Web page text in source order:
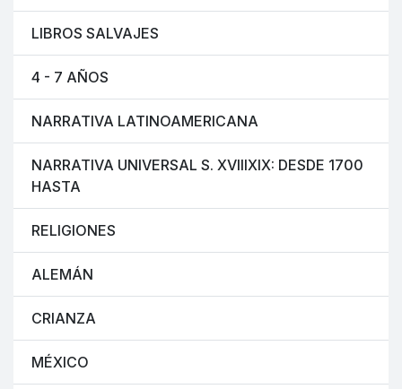
LIBROS SALVAJES
4 - 7 AÑOS
NARRATIVA LATINOAMERICANA
NARRATIVA UNIVERSAL S. XVIIIXIX: DESDE 1700
HASTA
RELIGIONES
ALEMÁN
CRIANZA
MÉXICO